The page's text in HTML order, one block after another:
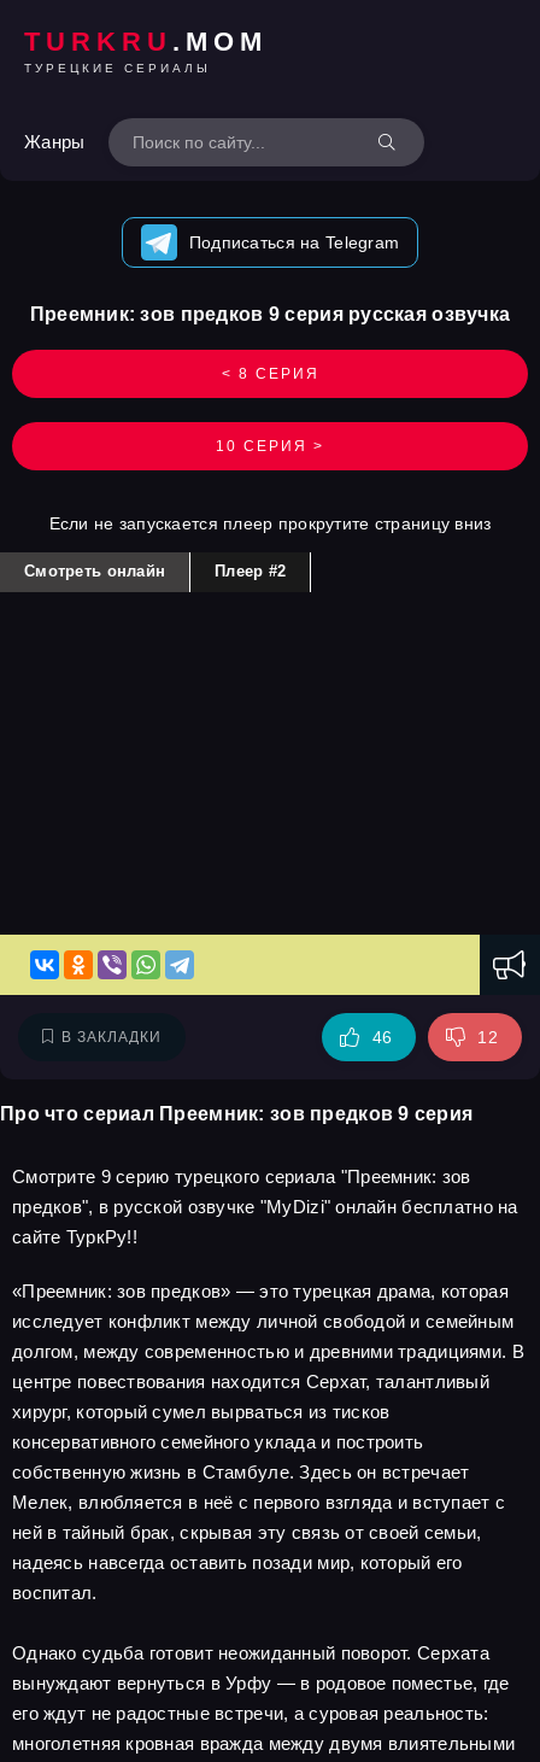
TURKRU .MOM
ТУРЕЦКИЕ СЕРИАЛЫ
Жанры
Подписаться на Telegram
< 8 СЕРИЯ
Преемник: зов предков 9 серия русская озвучка
10 СЕРИЯ >
Если не запускается плеер прокрутите страницу вниз
Смотреть онлайн Плеер #2
В ЗАКЛАДКИ 46 12
Про что сериал Преемник: зов предков 9 серия
Смотрите 9 серию турецкого сериала "Преемник: зов
предков", в русской озвучке "MyDizi" онлайн бесплатно на
сайте ТуркРу!!
«Преемник: зов предков» — это турецкая драма, которая
исследует конфликт между личной свободой и семейным
долгом, между современностью и древними традициями. В
центре повествования находится Серхат, талантливый
хирург, который сумел вырваться из тисков
консервативного семейного уклада и построить
собственную жизнь в Стамбуле. Здесь он встречает
Мелек, влюбляется в неё с первого взгляда и вступает с
ней в тайный брак, скрывая эту связь от своей семьи,
надеясь навсегда оставить позади мир, который его
воспитал.
Однако судьба готовит неожиданный поворот. Серхата
вынуждают вернуться в Урфу — в родовое поместье, где
его ждут не радостные встречи, а суровая реальность:
многолетняя кровная вражда между двумя влиятельными